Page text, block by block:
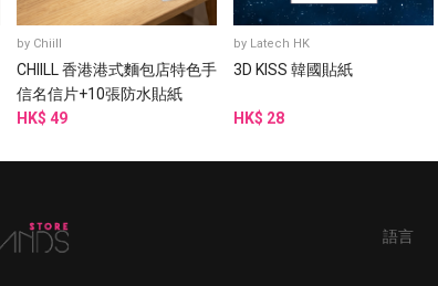
by Chiill
CHIILL 香港港式麵包店特色手
信名信片+10張防水貼紙
HK$ 49
by Latech HK
3D KISS 韓國貼紙
HK$ 28
語言